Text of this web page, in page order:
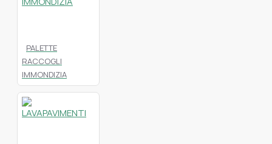
PALETTE
RACCOGLI
IMMONDIZIA